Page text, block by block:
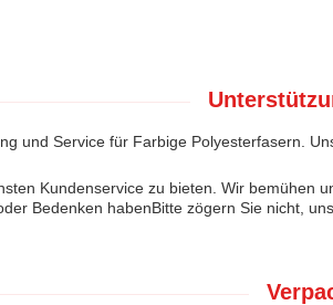
und Service für Farbige Polyesterfasern.
Kundenservice zu bieten. Wir bemühen
Bedenken habenBitte zögern Sie nicht,